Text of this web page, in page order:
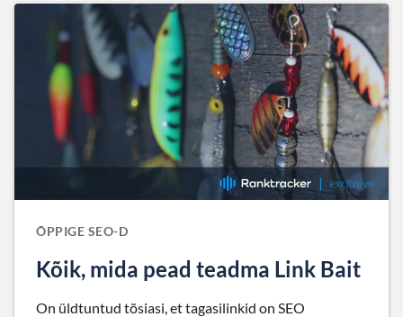
ÕPPIGE SEO-D
Kõik, mida pead teadma Link Bait
On üldtuntud tõsiasi, et tagasilinkid on SEO